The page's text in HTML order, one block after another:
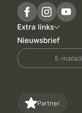
Extra links
Nieuwsbrief
E-
Partner